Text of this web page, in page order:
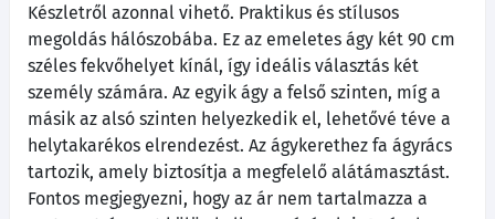
Készletről azonnal vihető. Praktikus és stílusos
megoldás hálószobába. Ez az emeletes ágy két 90 cm
széles fekvőhelyet kínál, így ideális választás két
személy számára. Az egyik ágy a felső szinten, míg a
másik az alsó szinten helyezkedik el, lehetővé téve a
helytakarékos elrendezést. Az ágykerethez fa ágyrács
tartozik, amely biztosítja a megfelelő alátámasztást.
Fontos megjegyezni, hogy az ár nem tartalmazza a